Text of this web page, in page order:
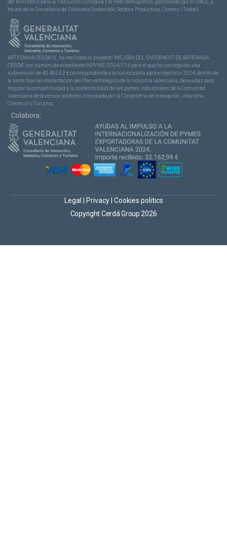
del Ministerio para la Transición Ecológica y el Reto Demográfico, gestionado por el IVACE, a
través de la Consellería de Economía Sostenible, Sectors Productius, Comerç i Treball.
ARTESANIA CERDA SL, ha realizado el proyecto “MEJORA DEL ENTORNO IT DE ARTESANÍA
CERDÁ” con número de expediente INPYME/2024/714 para el que ha conseguido una
subvención de 40.465,62 € correspondiente a la convocatoria para el ejercicio 2024, dentro de
la sexta fase de implantación del Plan estratégico de la industria valenciana, de ayudas para
mejorar la competitividad y la sostenibilidad de las pymes industriales de la Comunitat
Valenciana de diversos sectores, convocada por la Conselleria de Innovación, Industria,
Comercio y Turismo.
Copyright Cerdá Group 2026
Legal Privacy Cookies politics